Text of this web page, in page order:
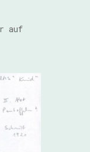
auf